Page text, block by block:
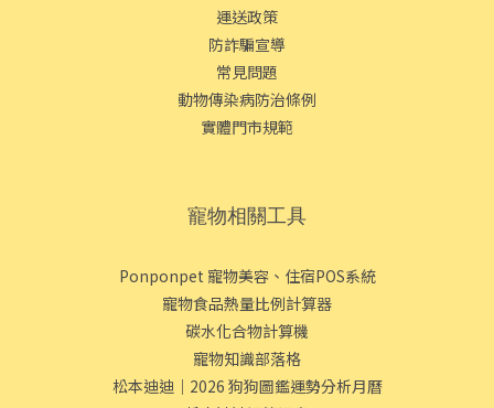
運送政策
防詐騙宣導
常見問題
動物傳染病防治條例
實體門市規範
寵物相關工具
Ponponpet 寵物美容、住宿POS系統
寵物食品熱量比例計算器
碳水化合物計算機
寵物知識部落格
松本迪迪｜2026 狗狗圖鑑運勢分析月曆